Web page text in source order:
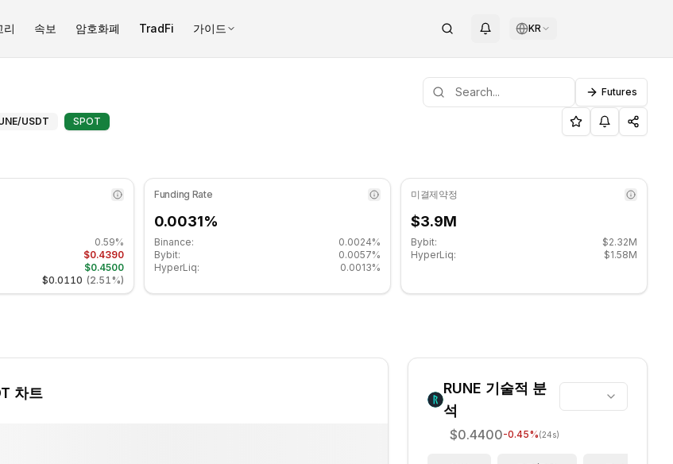
리 속보 암호화폐 TradFi 가이드 KR
준입니다 중립 구간에 있습니다. 일간 추세는 횡보 중입니다. 주요 지지 수준: $0.437333, 저항 수준: $0.447333.
Futures
르체인 (RUNE) 기술적 지표 - COINOTAG
/USDT SPOT
0.59%
$0.4390
$0.4500
$0.0110 (2.51%)
Funding Rate
0.0031%
Binance:
0.0024%
Bybit:
0.0057%
HyperLiq:
0.0013%
미결제약정
$3.9M
Bybit:
$2.32M
HyperLiq:
$1.58M
차트 RUNE 기술적 분
석
$0.4400-0.45%(24s)